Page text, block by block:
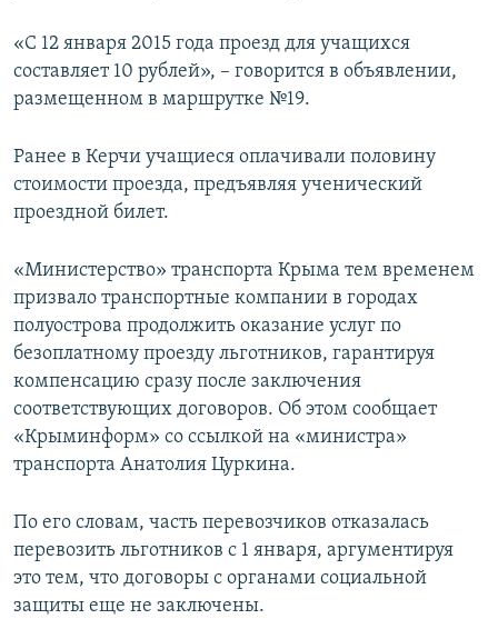
«С 12 января 2015 года проезд для учащихся
составляет 10 рублей», – говорится в объявлении,
размещенном в маршрутке №19.
Ранее в Керчи учащиеся оплачивали половину
стоимости проезда, предъявляя ученический
проездной билет.
«Министерство» транспорта Крыма тем временем
призвало транспортные компании в городах
полуострова продолжить оказание услуг по
безоплатному проезду льготников, гарантируя
компенсацию сразу после заключения
соответствующих договоров. Об этом сообщает
«Крыминформ» со ссылкой на «министра»
транспорта Анатолия Цуркина.
По его словам, часть перевозчиков отказалась
перевозить льготников с 1 января, аргументируя
это тем, что договоры с органами социальной
защиты еще не заключены.